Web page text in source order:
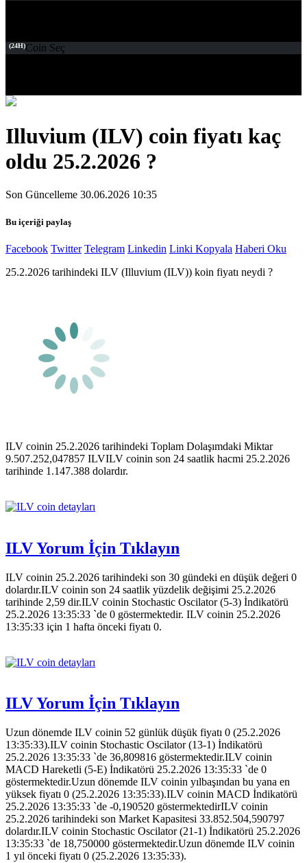
(24H)Coin Seç
Illuvium (ILV) coin fiyatı kaç
oldu 25.2.2026 ?
Son Güncelleme 30.06.2026 10:35
Bu içeriği paylaş
Facebook Twitter Telegram Linkedin Linki Kopyala Haberi Oku
25.2.2026 tarihindeki ILV (Illuvium (ILV)) koin fiyatı neydi ?
ILV coinin 25.2.2026 tarihindeki Toplam Dolaşımdaki Miktar
9.507.252,047857 ILVILV coinin son 24 saatlik hacmi 25.2.2026
tarihinde 1.147.388 dolardır.
ILV Yorum İçin Tıklayın
ILV coinin 25.2.2026 tarihindeki son 30 gündeki en düşük değeri 0
dolardır.ILV coinin son 24 saatlik yüzdelik değişimi 25.2.2026
tarihinde 2,59 dir.ILV coinin Stochastic Oscilator (5-3) İndikatörü
25.2.2026 13:35:33 `de 0 göstermektedir. ILV coinin 25.2.2026
13:35:33 için 1 hafta önceki fiyatı 0.
ILV Yorum İçin Tıklayın
Uzun dönemde ILV coinin 52 günlük düşük fiyatı 0 (25.2.2026
13:35:33).ILV coinin Stochastic Oscilator (13-1) İndikatörü
25.2.2026 13:35:33 `de 36,809816 göstermektedir.ILV coinin
MACD Hareketli (5-E) İndikatörü 25.2.2026 13:35:33 `de 0
göstermektedir.Uzun dönemde ILV coinin yılbaşından bu yana en
yüksek fiyatı 0 (25.2.2026 13:35:33).ILV coinin MACD İndikatörü
25.2.2026 13:35:33 `de -0,190520 göstermektedirILV coinin
25.2.2026 tarihindeki son Market Kapasitesi 33.852.504,590797
dolardır.ILV coinin Stochastic Oscilator (21-1) İndikatörü 25.2.2026
13:35:33 `de 18,750000 göstermektedir.Uzun dönemde ILV coinin
1 yıl önceki fiyatı 0 (25.2.2026 13:35:33).